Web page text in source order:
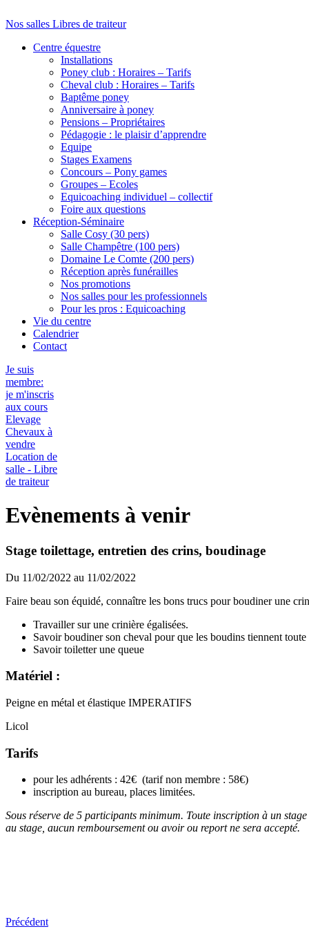
Nos salles Libres de traiteur
Centre équestre
Installations
Poney club : Horaires – Tarifs
Cheval club : Horaires – Tarifs
Baptême poney
Anniversaire à poney
Pensions – Propriétaires
Pédagogie : le plaisir d’apprendre
Equipe
Stages Examens
Concours – Pony games
Groupes – Ecoles
Equicoaching individuel – collectif
Foire aux questions
Réception-Séminaire
Salle Cosy (30 pers)
Salle Champêtre (100 pers)
Domaine Le Comte (200 pers)
Réception après funérailles
Nos promotions
Nos salles pour les professionnels
Pour les pros : Equicoaching
Vie du centre
Calendrier
Contact
Je suis
membre:
je m'inscris
aux cours
Elevage
Chevaux à
vendre
Location de
salle - Libre
de traiteur
Evènements à venir
Stage toilettage, entretien des crins, boudinage
Du 11/02/2022 au 11/02/2022
Faire beau son équidé, connaître les bons trucs pour boudiner une
Travailler sur une crinière égalisées.
Savoir boudiner son cheval pour que les boudins tiennent
Savoir toiletter une queue
Matériel :
Peigne en métal et élastique IMPERATIFS
Licol
Tarifs
pour les adhérents : 42€ (tarif non membre : 58€)
inscription au bureau, places limitées.
Sous réserve de 5 participants minimum. Toute inscription à un
au stage, aucun remboursement ou avoir ou report ne sera accepté.
Précédent